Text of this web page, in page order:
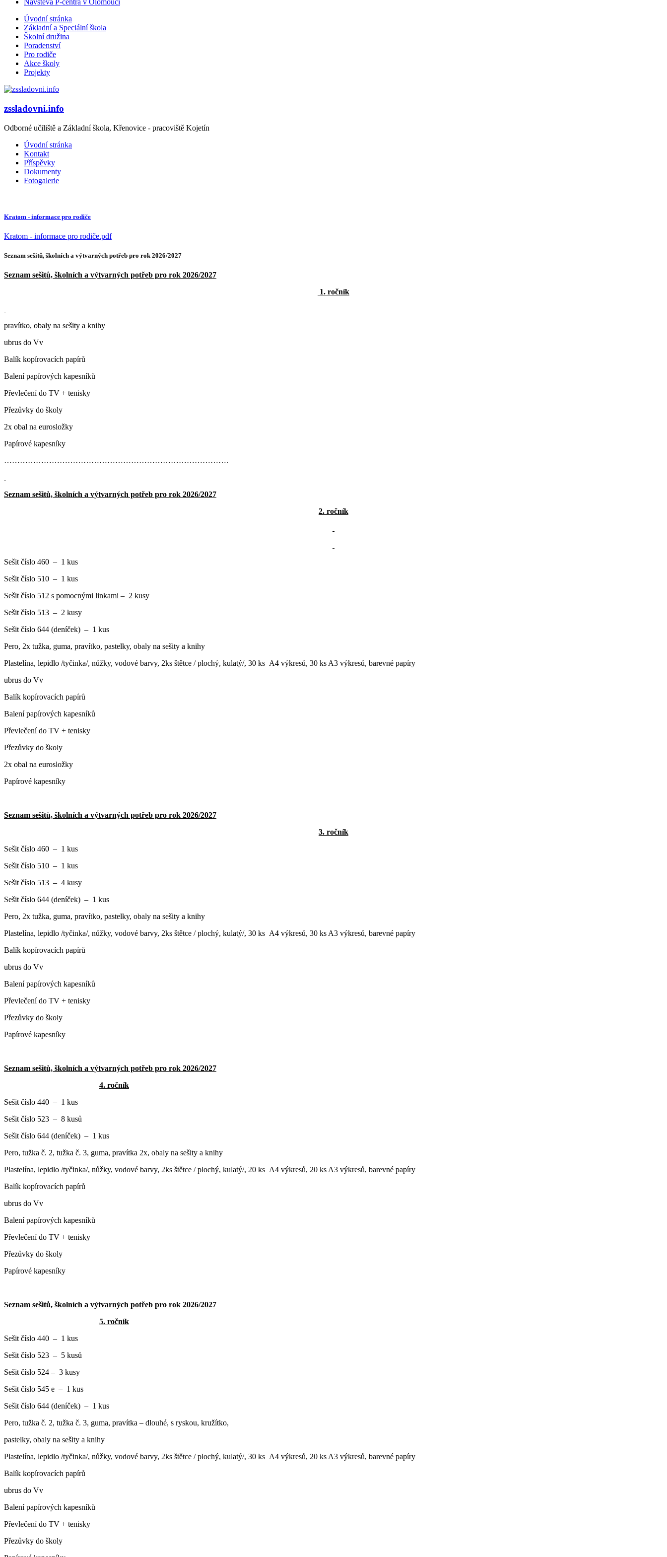
Návštěva P-centra v Olomouci
Úvodní stránka
Základní a Speciální škola
Školní družina
Poradenství
Pro rodiče
Akce školy
Projekty
zssladovni.info
Odborné učiliště a Základní škola, Křenovice - pracoviště Kojetín
Úvodní stránka
Kontakt
Příspěvky
Dokumenty
Fotogalerie
Kratom - informace pro rodiče
Kratom - informace pro rodiče.pdf
Seznam sešitů, školních a výtvarných potřeb pro rok 2026/2027
Seznam sešitů, školních a výtvarných potřeb pro rok 2026/2027
1. ročník
pravítko, obaly na sešity a knihy
ubrus do Vv
Balík kopírovacích papírů
Balení papírových kapesníků
Převlečení do TV + tenisky
Přezůvky do školy
2x obal na eurosložky
Papírové kapesníky
………………………………………………………………………….
Seznam sešitů, školních a výtvarných potřeb pro rok 2026/2027
2. ročník
Sešit číslo 460 – 1 kus
Sešit číslo 510 – 1 kus
Sešit číslo 512 s pomocnými linkami – 2 kusy
Sešit číslo 513 – 2 kusy
Sešit číslo 644 (deníček) – 1 kus
Pero, 2x tužka, guma, pravítko, pastelky, obaly na sešity a knihy
Plastelína, lepidlo /tyčinka/, nůžky, vodové barvy, 2ks štětce / plochý, kulatý/, 30 ks A4 výkresů, 30 ks A3 výkresů, barevné papíry
ubrus do Vv
Balík kopírovacích papírů
Balení papírových kapesníků
Převlečení do TV + tenisky
Přezůvky do školy
2x obal na eurosložky
Papírové kapesníky
Seznam sešitů, školních a výtvarných potřeb pro rok 2026/2027
3. ročník
Sešit číslo 460 – 1 kus
Sešit číslo 510 – 1 kus
Sešit číslo 513 – 4 kusy
Sešit číslo 644 (deníček) – 1 kus
Pero, 2x tužka, guma, pravítko, pastelky, obaly na sešity a knihy
Plastelína, lepidlo /tyčinka/, nůžky, vodové barvy, 2ks štětce / plochý, kulatý/, 30 ks A4 výkresů, 30 ks A3 výkresů, barevné papíry
Balík kopírovacích papírů
ubrus do Vv
Balení papírových kapesníků
Převlečení do TV + tenisky
Přezůvky do školy
Papírové kapesníky
Seznam sešitů, školních a výtvarných potřeb pro rok 2026/2027
4. ročník
Sešit číslo 440 – 1 kus
Sešit číslo 523 – 8 kusů
Sešit číslo 644 (deníček) – 1 kus
Pero, tužka č. 2, tužka č. 3, guma, pravítka 2x, obaly na sešity a knihy
Plastelína, lepidlo /tyčinka/, nůžky, vodové barvy, 2ks štětce / plochý, kulatý/, 20 ks A4 výkresů, 20 ks A3 výkresů, barevné papíry
Balík kopírovacích papírů
ubrus do Vv
Balení papírových kapesníků
Převlečení do TV + tenisky
Přezůvky do školy
Papírové kapesníky
Seznam sešitů, školních a výtvarných potřeb pro rok 2026/2027
5. ročník
Sešit číslo 440 – 1 kus
Sešit číslo 523 – 5 kusů
Sešit číslo 524 – 3 kusy
Sešit číslo 545 e – 1 kus
Sešit číslo 644 (deníček) – 1 kus
Pero, tužka č. 2, tužka č. 3, guma, pravítka – dlouhé, s ryskou, kružítko,
pastelky, obaly na sešity a knihy
Plastelína, lepidlo /tyčinka/, nůžky, vodové barvy, 2ks štětce / plochý, kulatý/, 30 ks A4 výkresů, 20 ks A3 výkresů, barevné papíry
Balík kopírovacích papírů
ubrus do Vv
Balení papírových kapesníků
Převlečení do TV + tenisky
Přezůvky do školy